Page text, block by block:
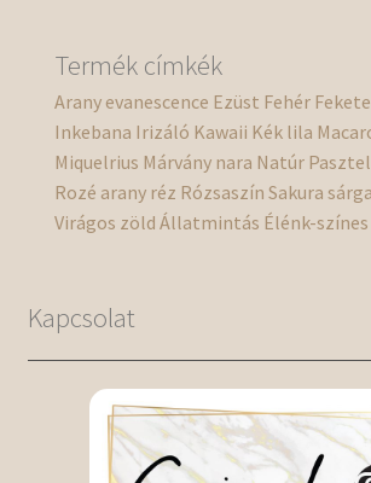
Termék címkék
Arany evanescence Ezüst Fehér Fekete
Inkebana Irizáló Kawaii Kék lila
Miquelrius Márvány nara Natúr
Rozé arany réz Rózsaszín Sakura sárga
Virágos zöld Állatmintás Élénk-színes
Kapcsolat